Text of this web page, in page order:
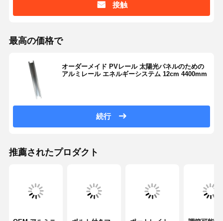
接触
最高の価格で
オーダーメイド PVレール 太陽光パネルのための
アルミレール エネルギーシステム 12cm 4400mm
続行
推薦されたプロダクト